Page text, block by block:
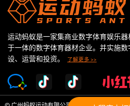
运动蚂蚁是一家集商业数字体育娱乐
于一体的数字体育器材企业。并实施
设、运营和投资。
了解更多 >>